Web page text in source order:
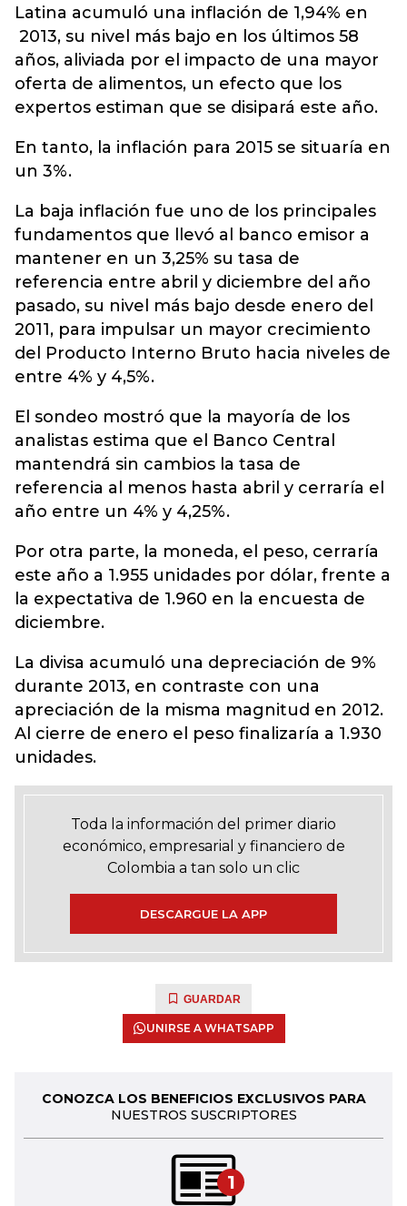
Latina acumuló una inflación de 1,94% en
2013, su nivel más bajo en los últimos 58
años, aliviada por el impacto de una mayor
oferta de alimentos, un efecto que los
expertos estiman que se disipará este año.
En tanto, la inflación para 2015 se situaría en
un 3%.
La baja inflación fue uno de los principales
fundamentos que llevó al banco emisor a
mantener en un 3,25% su tasa de
referencia entre abril y diciembre del año
pasado, su nivel más bajo desde enero del
2011, para impulsar un mayor crecimiento
del Producto Interno Bruto hacia niveles de
entre 4% y 4,5%.
El sondeo mostró que la mayoría de los
analistas estima que el Banco Central
mantendrá sin cambios la tasa de
referencia al menos hasta abril y cerraría el
año entre un 4% y 4,25%.
Por otra parte, la moneda, el peso, cerraría
este año a 1.955 unidades por dólar, frente a
la expectativa de 1.960 en la encuesta de
diciembre.
La divisa acumuló una depreciación de 9%
durante 2013, en contraste con una
apreciación de la misma magnitud en 2012.
Al cierre de enero el peso finalizaría a 1.930
unidades.
Toda la información del primer diario
económico, empresarial y financiero de
Colombia a tan solo un clic
DESCARGUE LA APP
GUARDAR
UNIRSE A WHATSAPP
CONOZCA LOS BENEFICIOS EXCLUSIVOS PARA
NUESTROS SUSCRIPTORES
1